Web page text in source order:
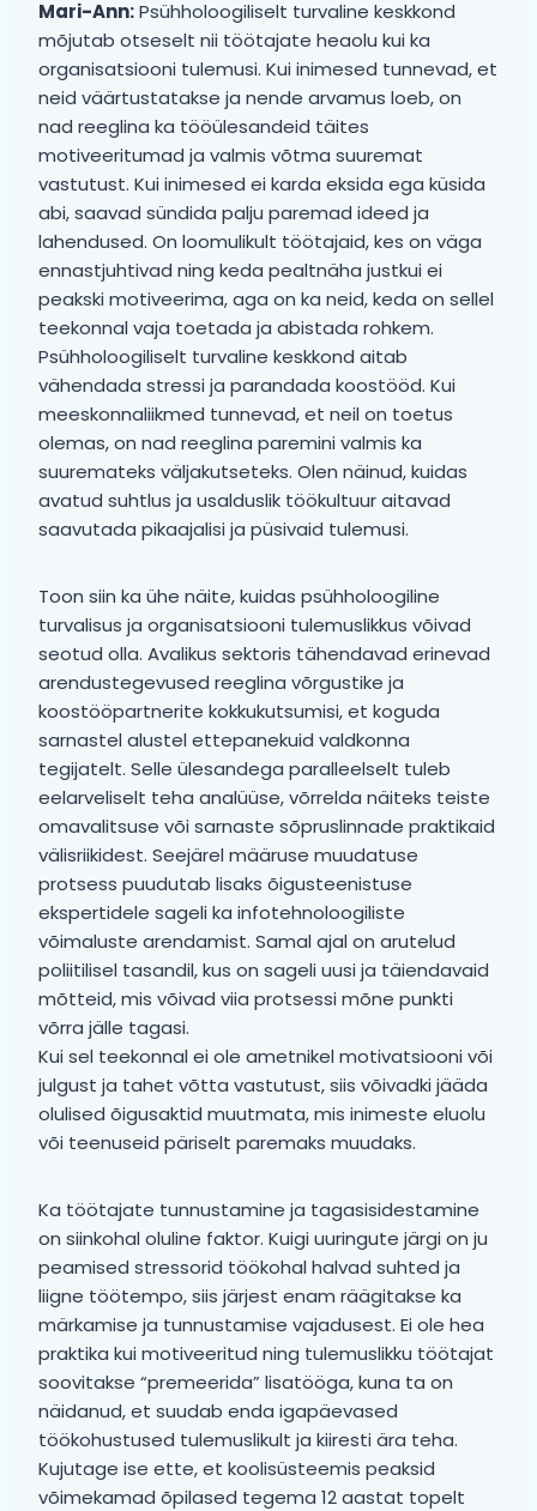
Mari-Ann:Psühholoogiliselt turvaline keskkond
mõjutab otseselt nii töötajate heaolu kui ka
organisatsiooni tulemusi. Kui inimesed tunnevad, et
neid väärtustatakse ja nende arvamus loeb, on
nad reeglina ka tööülesandeid täites
motiveeritumad ja valmis võtma suuremat
vastutust. Kui inimesed ei karda eksida ega küsida
abi, saavad sündida palju paremad ideed ja
lahendused. On loomulikult töötajaid, kes on väga
ennastjuhtivad ning keda pealtnäha justkui ei
peakski motiveerima, aga on ka neid, keda on sellel
teekonnal vaja toetada ja abistada rohkem.
Psühholoogiliselt turvaline keskkond aitab
vähendada stressi ja parandada koostööd. Kui
meeskonnaliikmed tunnevad, et neil on toetus
olemas, on nad reeglina paremini valmis ka
suuremateks väljakutseteks. Olen näinud, kuidas
avatud suhtlus ja usalduslik töökultuur aitavad
saavutada pikaajalisi ja püsivaid tulemusi.
Toon siin ka ühe näite, kuidas psühholoogiline
turvalisus ja organisatsiooni tulemuslikkus võivad
seotud olla. Avalikus sektoris tähendavad erinevad
arendustegevused reeglina võrgustike ja
koostööpartnerite kokkukutsumisi, et koguda
sarnastel alustel ettepanekuid valdkonna
tegijatelt. Selle ülesandega paralleelselt tuleb
eelarveliselt teha analüüse, võrrelda näiteks teiste
omavalitsuse või sarnaste sõpruslinnade praktikaid
välisriikidest. Seejärel määruse muudatuse
protsess puudutab lisaks õigusteenistuse
ekspertidele sageli ka infotehnoloogiliste
võimaluste arendamist. Samal ajal on arutelud
poliitilisel tasandil, kus on sageli uusi ja täiendavaid
mõtteid, mis võivad viia protsessi mõne punkti
võrra jälle tagasi.
Kui sel teekonnal ei ole ametnikel motivatsiooni või
julgust ja tahet võtta vastutust, siis võivadki jääda
olulised õigusaktid muutmata, mis inimeste eluolu
või teenuseid päriselt paremaks muudaks.
Ka töötajate tunnustamine ja tagasisidestamine
on siinkohal oluline faktor. Kuigi uuringute järgi on ju
peamised stressorid töökohal halvad suhted ja
liigne töötempo, siis järjest enam räägitakse ka
märkamise ja tunnustamise vajadusest. Ei ole hea
praktika kui motiveeritud ning tulemuslikku töötajat
soovitakse “premeerida” lisatööga, kuna ta on
näidanud, et suudab enda igapäevased
töökohustused tulemuslikult ja kiiresti ära teha.
Kujutage ise ette, et koolisüsteemis peaksid
võimekamad õpilased tegema 12 aastat topelt